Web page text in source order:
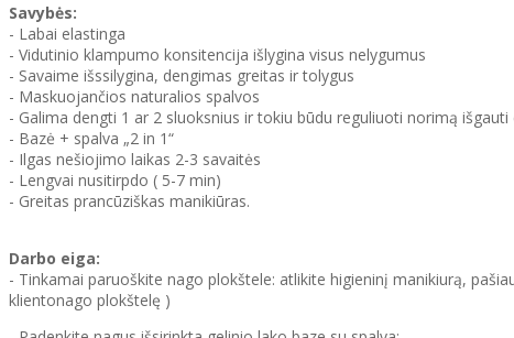
Savybės:
- Labai elastinga
- Vidutinio klampumo konsitencija išlygina visus nelygumus
- Savaime išssilygina, dengimas greitas ir tolygus
- Maskuojančios naturalios spalvos
- Galima dengti 1 ar 2 sluoksnius ir tokiu būdu reguliuoti norimą išgauti
- Bazė + spalva „2 in 1“
- Ilgas nešiojimo laikas 2-3 savaitės
- Lengvai nusitirpdo ( 5-7 min)
- Greitas prancūziškas manikiūras.
Darbo eiga:
- Tinkamai paruoškite nago plokštele: atlikite higieninį manikiurą,
klientonago plokštelę )